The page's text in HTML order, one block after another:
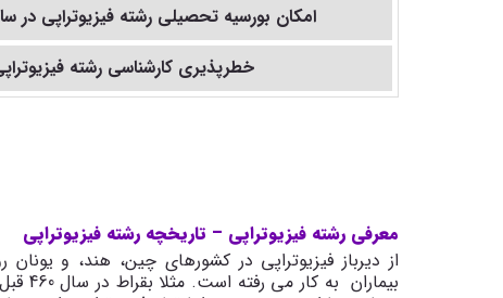
امکان بورسیه تحصیلیرشته فیزیوتراپی در
خطرپذیری کارشناسی رشته
معرفی رشته فیزیوتراپی – تاریخچه رشته فیزیوتراپی
از دیرباز فیزیوتراپی در کشورهای چین، هند، و